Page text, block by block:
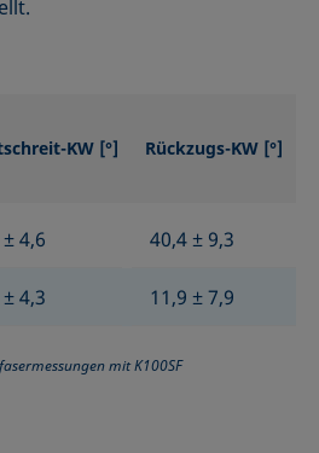
KW [°] Rückzugs-KW [°]
4,6 40,4 ± 9,3
4,3 11,9 ± 7,9
mit K100SF